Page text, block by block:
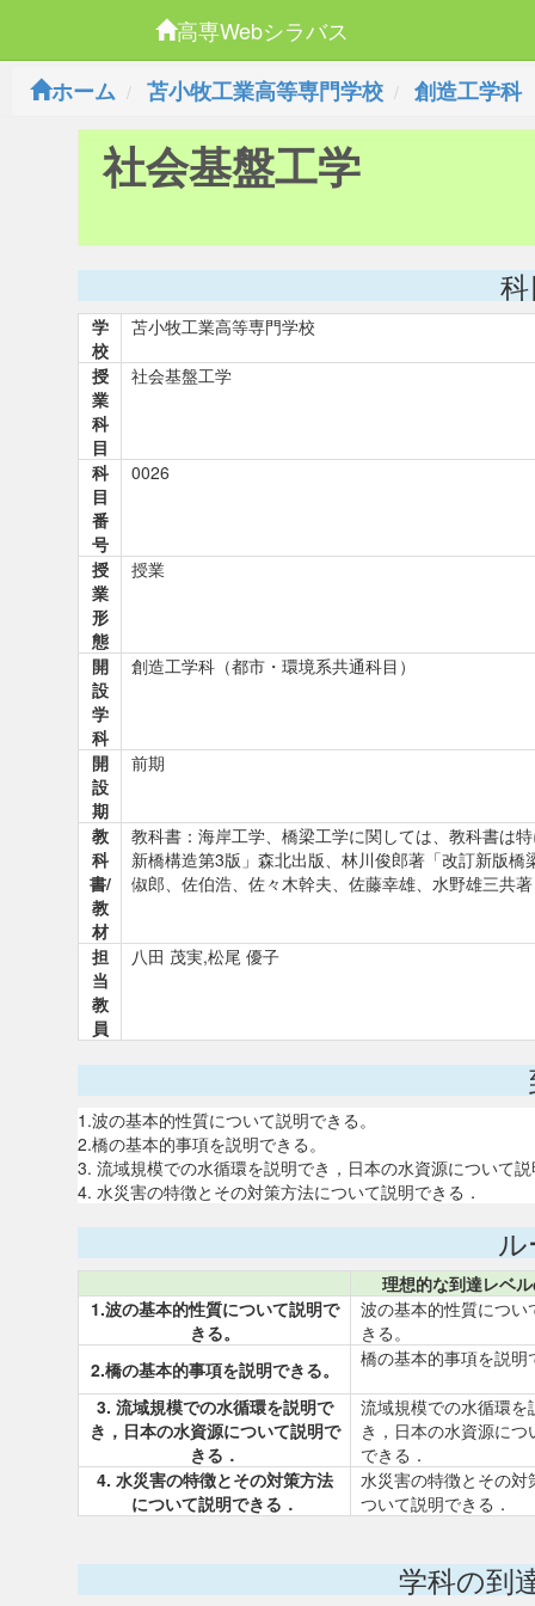
高専Webシラバス
ホーム
苫小牧工業高等専門学校 創造工学科
社会基盤工学
学
校
苫小牧工業高等専門学校
授
業
科
目
社会基盤工学
科
目
番
号
0026
授
業
形
態
授業
開
設
学
科
創造工学科（都市・環境系共通科目）
開
設
期
前期
教
科
書/
教
材
教科書：海岸工学、橋梁工学に関しては、教科書は
新橋構造第3版」森北出版、林川俊郎著「改訂新版
俶郎、佐伯浩、佐々木幹夫、佐藤幸雄、水野雄三共
担
当
教
員
八田 茂実,松尾 優子
1.波の基本的性質について説明できる。
2.橋の基本的事項を説明できる。
3. 流域規模での水循環を説明でき，日本の水資源について
4. 水災害の特徴とその対策方法について説明できる．
理想的な到達レベ
1.波の基本的性質について説明で
きる。
波の基本的性質につい
きる。
2.橋の基本的事項を説明できる。
橋の基本的事項を説明
3. 流域規模での水循環を説明で
き，日本の水資源について説明で
きる．
流域規模での水循環を
き，日本の水資源につ
できる．
4. 水災害の特徴とその対策方法
について説明できる．
水災害の特徴とその対
ついて説明できる．
学科の到